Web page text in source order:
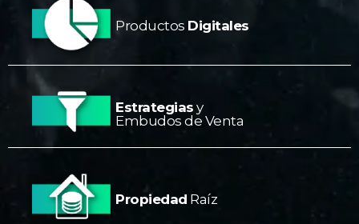
Productos Digitales
Estrategias y
Embudos de Venta
Propiedad Raíz